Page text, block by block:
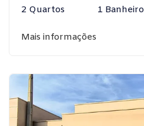
2 Quartos 1 Banheiro
Mais informações